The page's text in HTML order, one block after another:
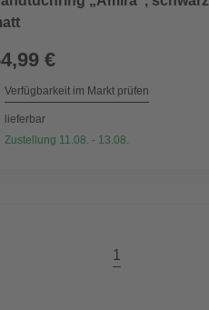
€
Verfügbarkeit im Markt prüfen
lieferbar
Zustellung 11.08. - 13.08.
1